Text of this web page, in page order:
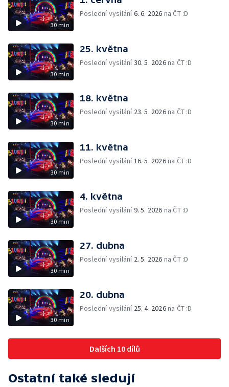
30 min
Poslední vysílání6. 6. 2026 na ČT :D
30 min
25. května
Poslední vysílání30. 5. 2026na ČT :D
30 min
18. května
Poslední vysílání 23. 5. 2026na ČT :D
30 min
11. května
Poslední vysílání16. 5. 2026na ČT :D
30 min
4. května
Poslední vysílání9. 5. 2026 na ČT :D
30 min
27. dubna
Poslední vysílání 2. 5. 2026 na ČT :D
30 min
20. dubna
Poslední vysílání 25. 4. 2026na ČT :D
Dalších 10 dílů
Ostatní také sledují